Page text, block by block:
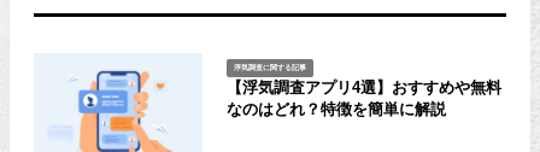
浮気調査に関する記事
【浮気調査アプリ4選】おすすめや無料
なのはどれ？特徴を簡単に解説